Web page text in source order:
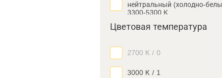
нейтральный (холодно-
3300-5300 K
Цветовая температура
2700 К / 0
3000 К / 1